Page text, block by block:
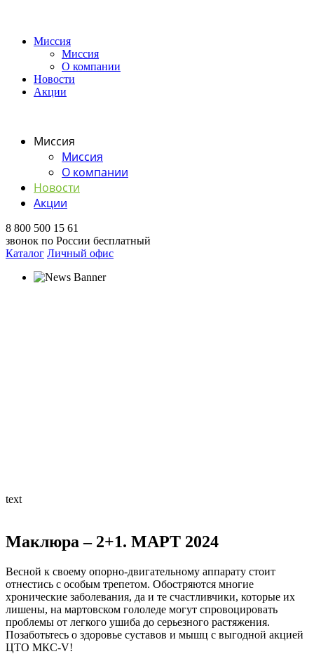
Миссия
Миссия
О компании
Новости
Акции
Миссия
Миссия
О компании
Новости
Акции
8 800 500 15 61
звонок по России бесплатный
Каталог Личный офис
text
Маклюра – 2+1. МАРТ 2024
Весной к своему опорно-двигательному аппарату стоит
отнестись с особым трепетом. Обостряются многие
хронические заболевания, да и те счастливчики, которые их
лишены, на мартовском гололеде могут спровоцировать
проблемы от легкого ушиба до серьезного растяжения.
Позаботьтесь о здоровье суставов и мышц с выгодной акцией
ЦТО МКС-V!